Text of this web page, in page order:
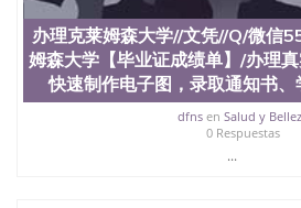
办理克莱姆森大学//文凭//Q/微信
姆森大学【毕业证成绩单】/办理
快速制作电子图，录取通知书
dfnsen Salud y
0 Respuestas
...